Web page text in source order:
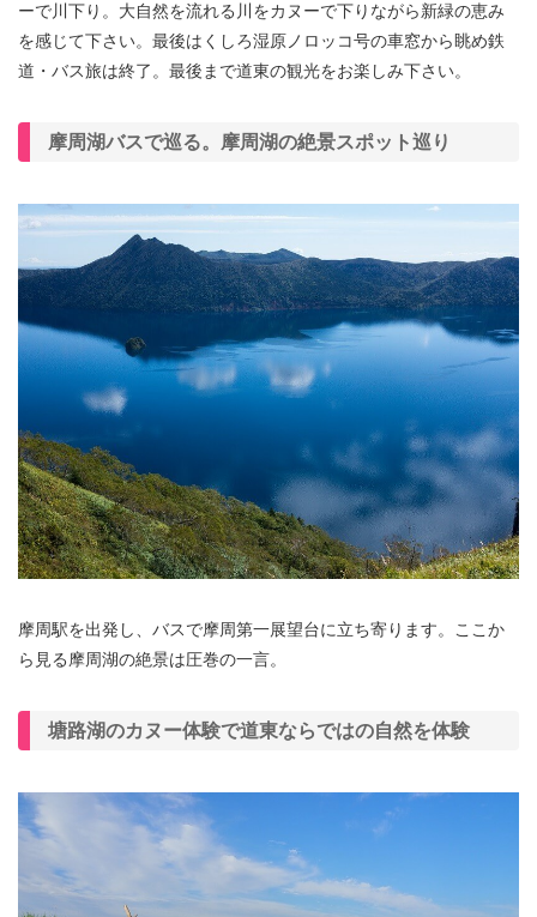
ーで川下り。大自然を流れる川をカヌーで下りながら新緑の恵み
を感じて下さい。最後はくしろ湿原ノロッコ号の車窓から眺め鉄
道・バス旅は終了。最後まで道東の観光をお楽しみ下さい。
摩周湖バスで巡る。摩周湖の絶景スポット巡り
摩周駅を出発し、バスで摩周第一展望台に立ち寄ります。ここか
ら見る摩周湖の絶景は圧巻の一言。
塘路湖のカヌー体験で道東ならではの自然を体験